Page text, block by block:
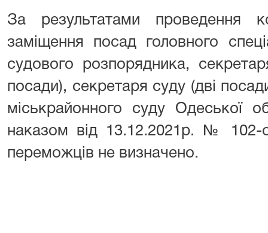
За результатами проведення
заміщення посад головного
судового розпорядника,
посади), секретаря суду (дві
міськрайонного суду Одеської
наказом від 13.12.2021р. № 102-
переможців не визначено.